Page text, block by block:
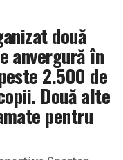
două
anvergură în
2.500 de
Două alte
pentru